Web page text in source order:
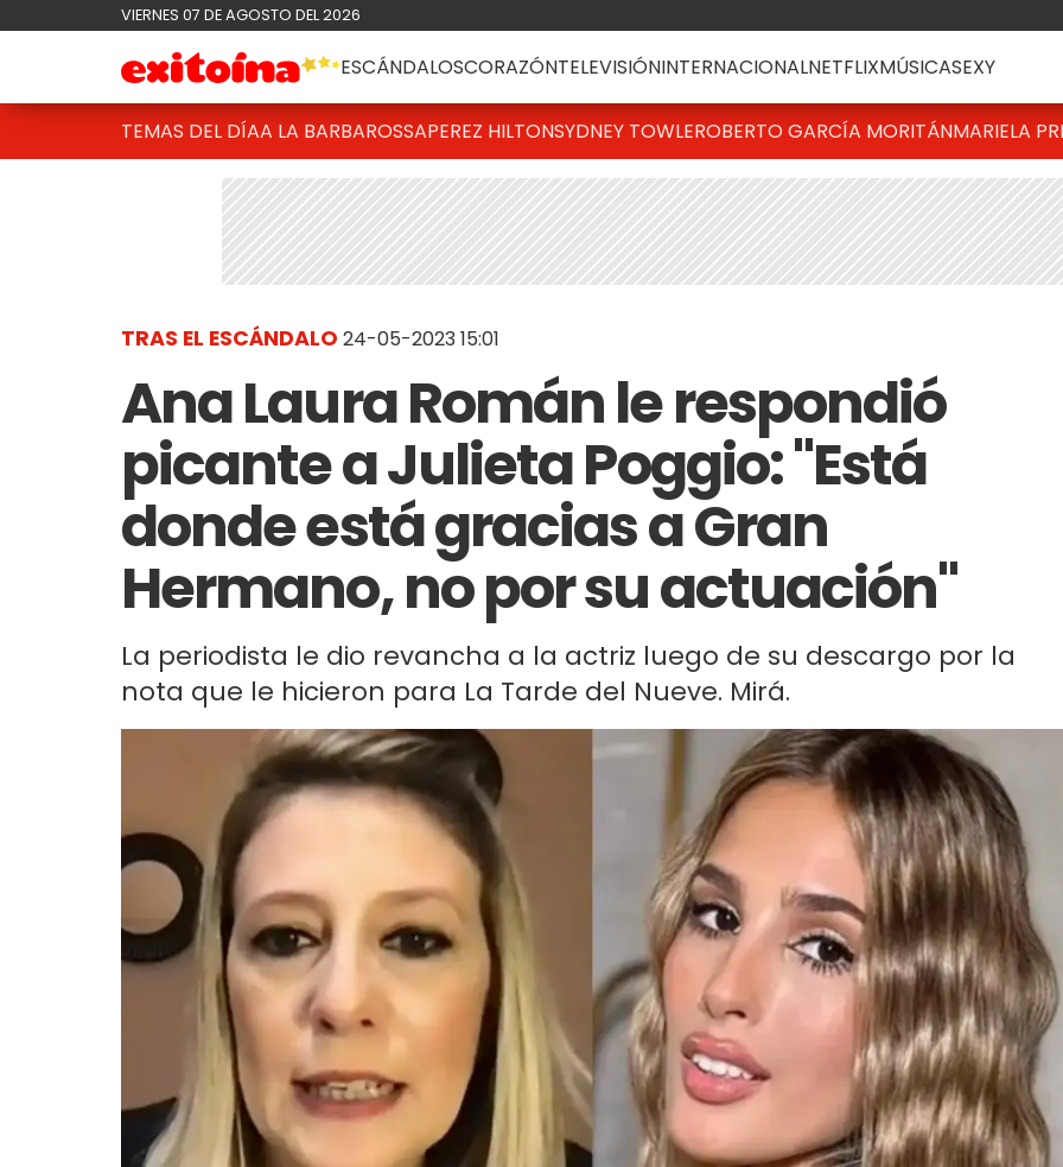
VIERNES 07 DE AGOSTO DEL 2026
ESCÁNDALOSCORAZÓNTELEVISIÓNINTERNACIONALNETFLIXMÚSICASEXY
TEMAS DEL DÍAA LA BARBAROSSAPEREZ HILTONSYDNEY TOWLEROBERTO GARCÍA MORITÁNMARIELA
TRAS EL ESCÁNDALO 24-05-2023 15:01
Ana Laura Román le respondió
picante a Julieta Poggio: "Está
donde está gracias a Gran
Hermano, no por su actuación"
La periodista le dio revancha a la actriz luego de su descargo por la
nota que le hicieron para La Tarde del Nueve. Mirá.